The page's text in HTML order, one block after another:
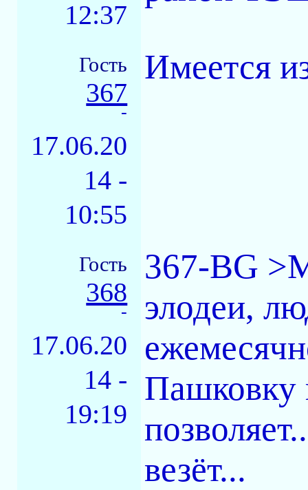
12:37
Гость
367
-
17.06.20
14 -
10:55
Имеется
Гость
368
-
17.06.20
14 -
19:19
367-BG
элодеи,
Пашковку
везёт...